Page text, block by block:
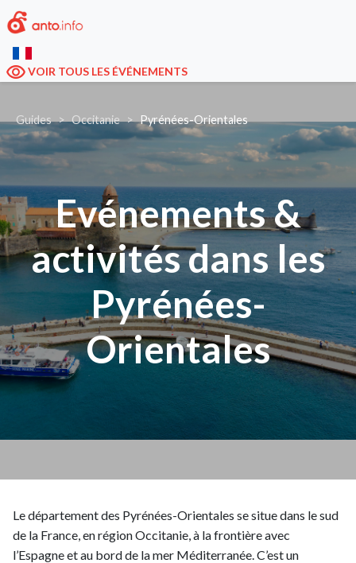
VOIR TOUS LES ÉVÉNEMENTS
Guides Occitanie Pyrénées-Orientales
Evénements &
activités dans les
Pyrénées-
Orientales
Le département des Pyrénées-Orientales se situe dans le sud
de la France, en région Occitanie, à la frontière avec
l’Espagne et au bord de la mer Méditerranée. C’est un